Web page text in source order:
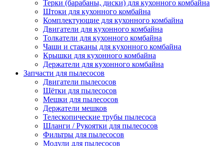
Терки (барабаны, диски) для кухонного комбайна
Штоки для кухонного комбайна
Комплектующие для кухонного комбайна
Двигатели для кухонного комбайна
Толкатели для кухонного комбайна
Чаши и стаканы для кухонного комбайна
Крышки для кухонного комбайна
Держатели для кухонного комбайна
Запчасти для пылесосов
Двигатели пылесосов
Щётки для пылесосов
Мешки для пылесосов
Держатели мешков
Телескопические трубы пылесоса
Шланги / Рукоятки для пылесосов
Фильтры для пылесосов
Модули для пылесосов